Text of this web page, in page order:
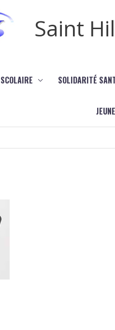
Saint
SOLIDARITÉ